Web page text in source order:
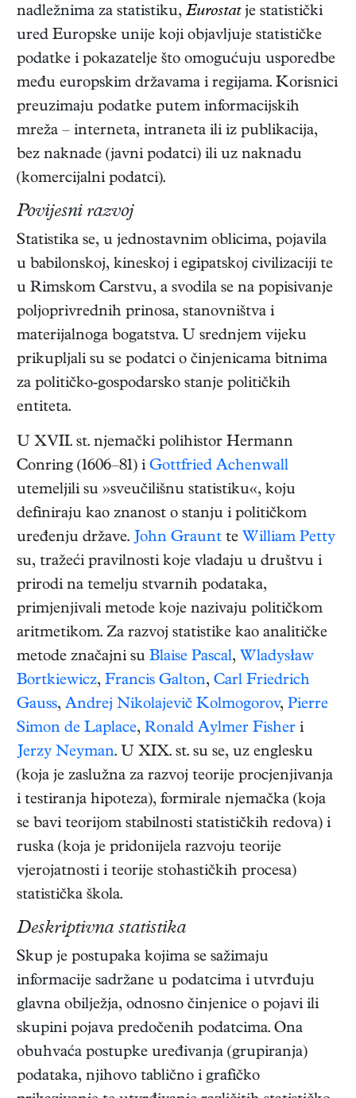
nadležnima za statistiku, Eurostatje statistički
ured Europske unije koji objavljuje statističke
podatke i pokazatelje što omogućuju usporedbe
među europskim državama i regijama. Korisnici
preuzimaju podatke putem informacijskih
mreža – interneta, intraneta ili iz publikacija,
bez naknade (javni podatci) ili uz naknadu
(komercijalni podatci).
Povijesni razvoj
Statistika se, u jednostavnim oblicima, pojavila
u babilonskoj, kineskoj i egipatskoj civilizaciji te
u Rimskom Carstvu, a svodila se na popisivanje
poljoprivrednih prinosa, stanovništva i
materijalnoga bogatstva. U srednjem vijeku
prikupljali su se podatci o činjenicama bitnima
za političko-gospodarsko stanje političkih
entiteta.
U XVII. st. njemački polihistor Hermann
Conring (1606–81) i Gottfried Achenwall
utemeljili su »sveučilišnu statistiku«, koju
definiraju kao znanost o stanju i političkom
uređenju države. John Graunt te William Petty
su, tražeći pravilnosti koje vladaju u društvu i
prirodi na temelju stvarnih podataka,
primjenjivali metode koje nazivaju političkom
aritmetikom. Za razvoj statistike kao analitičke
metode značajni su Blaise Pascal, Wladysław
Bortkiewicz, Francis Galton, Carl Friedrich
Gauss, Andrej Nikolajevič Kolmogorov, Pierre
Simon de Laplace, Ronald Aylmer Fisher i
Jerzy Neyman. U XIX. st. su se, uz englesku
(koja je zaslužna za razvoj teorije procjenjivanja
i testiranja hipoteza), formirale njemačka (koja
se bavi teorijom stabilnosti statističkih redova) i
ruska (koja je pridonijela razvoju teorije
vjerojatnosti i teorije stohastičkih procesa)
statistička škola.
Deskriptivna statistika
Skup je postupaka kojima se sažimaju
informacije sadržane u podatcima i utvrđuju
glavna obilježja, odnosno činjenice o pojavi ili
skupini pojava predočenih podatcima. Ona
obuhvaća postupke uređivanja (grupiranja)
podataka, njihovo tablično i grafičko